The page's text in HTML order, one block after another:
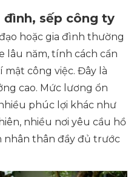
đình, sếp công ty
hoặc gia đình thường
lâu năm, tính cách cẩn
mật công việc. Đây là
cao. Mức lương ổn
phúc lợi khác như
nhiều nơi yêu cầu hồ
nhân thân đầy đủ trước